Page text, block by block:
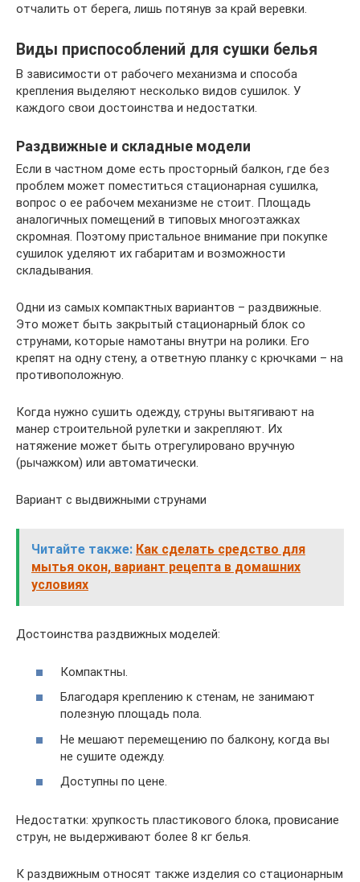
отчалить от берега, лишь потянув за край веревки.
Виды приспособлений для сушки белья
В зависимости от рабочего механизма и способа
крепления выделяют несколько видов сушилок. У
каждого свои достоинства и недостатки.
Раздвижные и складные модели
Если в частном доме есть просторный балкон, где без
проблем может поместиться стационарная сушилка,
вопрос о ее рабочем механизме не стоит. Площадь
аналогичных помещений в типовых многоэтажках
скромная. Поэтому пристальное внимание при покупке
сушилок уделяют их габаритам и возможности
складывания.
Одни из самых компактных вариантов – раздвижные.
Это может быть закрытый стационарный блок со
струнами, которые намотаны внутри на ролики. Его
крепят на одну стену, а ответную планку с крючками – на
противоположную.
Когда нужно сушить одежду, струны вытягивают на
манер строительной рулетки и закрепляют. Их
натяжение может быть отрегулировано вручную
(рычажком) или автоматически.
Вариант с выдвижными струнами
Читайте также: Как сделать средство для
мытья окон, вариант рецепта в домашних
условиях
Достоинства раздвижных моделей:
Компактны.
Благодаря креплению к стенам, не занимают
полезную площадь пола.
Не мешают перемещению по балкону, когда вы
не сушите одежду.
Доступны по цене.
Недостатки: хрупкость пластикового блока, провисание
струн, не выдерживают более 8 кг белья.
К раздвижным относят также изделия со стационарным